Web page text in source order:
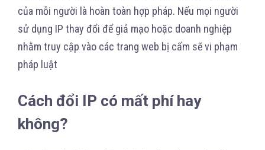
của mỗi người là hoàn toàn hợp pháp. Nếu mọi người
sử dụng IP thay đổi để giả mạo hoặc doanh nghiệp
nhằm truy cập vào các trang web bị cấm sẽ vi phạm
pháp luật
Cách đổi IP có mất phí hay
không?